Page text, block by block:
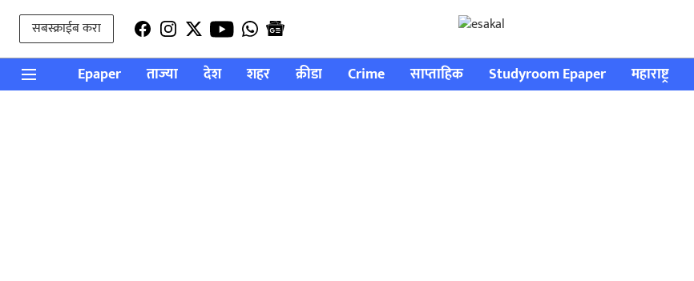
सबस्क्राईब करा
Epaper ताज्या देश शहर क्रीडा Crime साप्ताहिक Studyroom Epaper महाराष्ट्र